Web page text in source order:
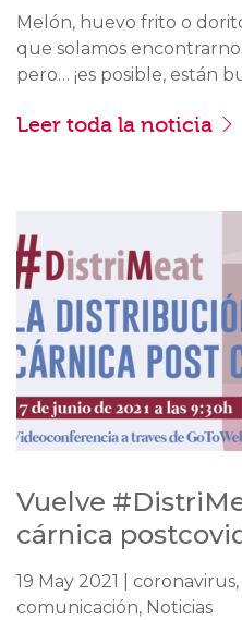
Melón, huevo frito o
que solamos
pero… ¡es posible, están
Leer toda la noticia
Vuelve
cárnica
19 May 2021 |
comunicación, Noticias